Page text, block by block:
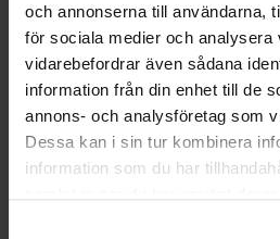
och annonserna till användarna,
för sociala medier och analysera
vidarebefordrar även sådana
information från din enhet till de
annons- och analysföretag som
Dessa kan i sin tur kombinera
information som du har